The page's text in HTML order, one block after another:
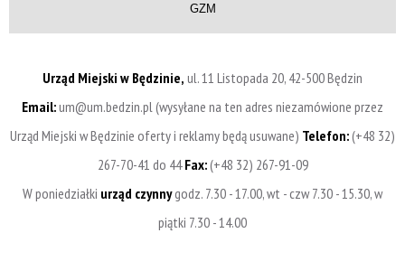
GZM
Urząd Miejski w Będzinie, ul. 11 Listopada 20, 42-500 Będzin
Email:um@um.bedzin.pl (wysyłane na ten adres niezamówione przez
Urząd Miejski w Będzinie oferty i reklamy będą usuwane) Telefon:(+48 32)
267-70-41 do 44Fax:(+48 32) 267-91-09
W poniedziałki urząd czynnygodz. 7.30 - 17.00, wt - czw 7.30 - 15.30, w
piątki 7.30 - 14.00